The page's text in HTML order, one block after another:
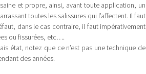
et propre, ainsi, avant toute application, un
toutes les salissures qui l’affectent. Il faut
dans le cas contraire, il faut impérativement
ou fissurées, etc….
état, notez que ce n’est pas une technique de
des années.